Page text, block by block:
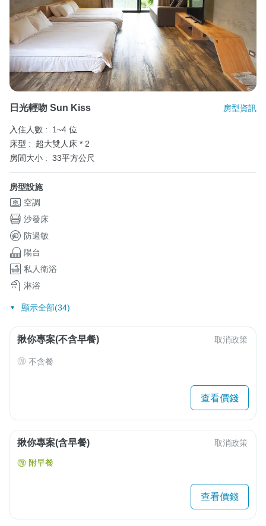
日光輕吻 Sun Kiss 房型資訊
入住人數 :
1~4 位
床型 :
超大雙人床 * 2
房間大小 : 33平方公尺
房型設施
空調
沙發床
防過敏
陽台
私人衛浴
淋浴
顯示全部(34)
揪你專案(不含早餐) 取消政策
不含餐
查看價錢
揪你專案(含早餐) 取消政策
附早餐
查看價錢